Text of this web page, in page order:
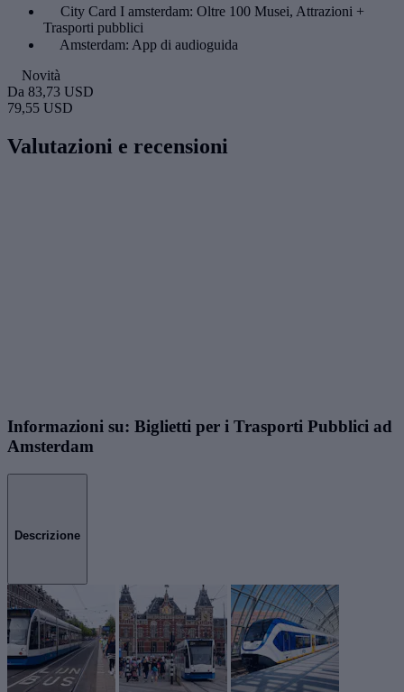
City Card I amsterdam: Oltre 100 Musei, Attrazioni +
Trasporti pubblici
Amsterdam: App di audioguida
Novità
Da 83,73 USD
79,55 USD
Valutazioni e recensioni
Informazioni su: Biglietti per i Trasporti Pubblici ad
Amsterdam
Descrizione